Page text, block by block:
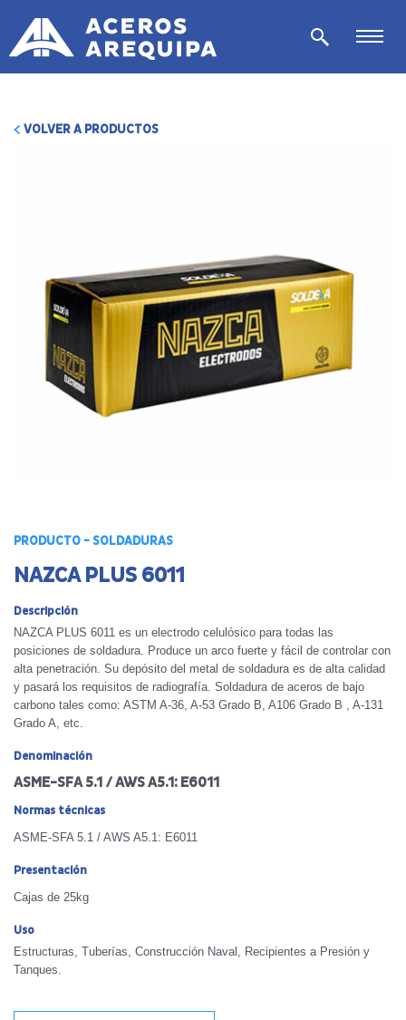
VOLVER A PRODUCTOS
PRODUCTO - SOLDADURAS
NAZCA PLUS 6011
Descripción
NAZCA PLUS 6011 es un electrodo celulósico para todas las
posiciones de soldadura. Produce un arco fuerte y fácil de controlar con
alta penetración. Su depósito del metal de soldadura es de alta calidad
y pasará los requisitos de radiografía. Soldadura de aceros de bajo
carbono tales como: ASTM A-36, A-53 Grado B, A106 Grado B , A-131
Grado A, etc.
Denominación
ASME-SFA 5.1 / AWS A5.1: E6011
Normas técnicas
ASME-SFA 5.1 / AWS A5.1: E6011
Presentación
Cajas de 25kg
Uso
Estructuras, Tuberías, Construcción Naval, Recipientes a Presión y
Tanques.